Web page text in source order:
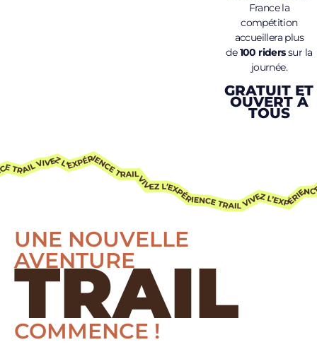
France la
compétition
accueillera plus
de100 riderssur la
journée.
GRATUIT ET
OUVERT À
TOUS
UNE NOUVELLE
AVENTURE
TRAIL
COMMENCE !